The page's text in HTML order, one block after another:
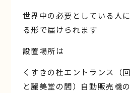
世界中の必要としている人
る形で届けられます
設置場所は
くすきの杜エントランス（
と麗美堂の間）自動販売機